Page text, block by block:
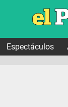
Espectáculos